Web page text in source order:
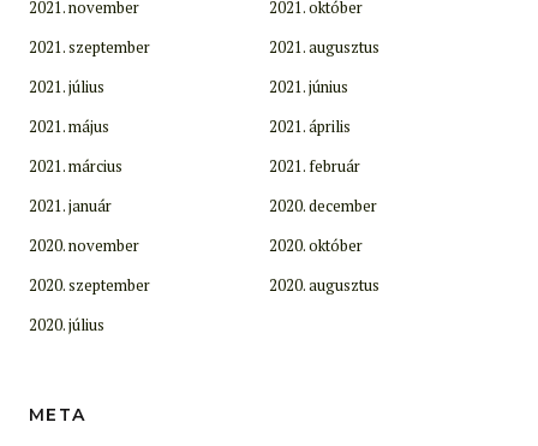
2021. november
2021. október
2021. szeptember
2021. augusztus
2021. július
2021. június
2021. május
2021. április
2021. március
2021. február
2021. január
2020. december
2020. november
2020. október
2020. szeptember
2020. augusztus
2020. július
META